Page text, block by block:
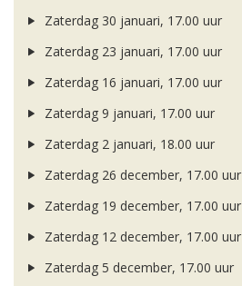
Zaterdag 30 januari, 17.00 uur
Zaterdag 23 januari, 17.00 uur
Zaterdag 16 januari, 17.00 uur
Zaterdag 9 januari, 17.00 uur
Zaterdag 2 januari, 18.00 uur
Zaterdag 26 december, 17.00 uur
Zaterdag 19 december, 17.00 uur
Zaterdag 12 december, 17.00 uur
Zaterdag 5 december, 17.00 uur